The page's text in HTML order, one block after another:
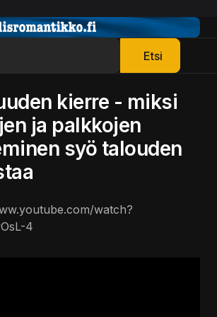
Etsi
kierre - miksi
ja palkkojen
syö talouden
watch?
4